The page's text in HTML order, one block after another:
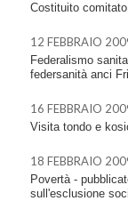
Costituito
12 FEBBRAIO
Federalismo
federsanità anci
16 FEBBRAIO
Visita tondo e
18 FEBBRAIO
Povertà -
sull'esclusione